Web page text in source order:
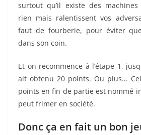
surtout qu’il existe des
rien mais ralentissent vos
faut de fourberie, pour éviter
dans son coin.
Et on recommence à l’étape 1,
ait obtenu 20 points. Ou plus…
points en fin de partie est nommé
peut frimer en société.
Donc ça en fait un bon